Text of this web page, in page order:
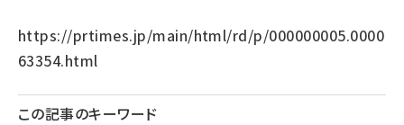
https://prtimes.jp/main/html/rd/p/000000005.0000
63354.html
この記事のキーワード